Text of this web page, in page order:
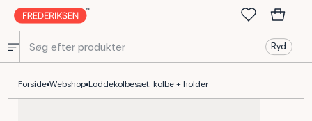
Ryd
Forside Webshop Loddekolbesæt, kolbe + holder